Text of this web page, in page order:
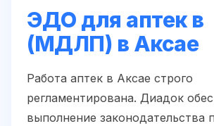
ЭДО для аптек в
(МДЛП) в Аксае
Работа аптек в Аксае строго
регламентирована. Диадок
выполнение законодательства